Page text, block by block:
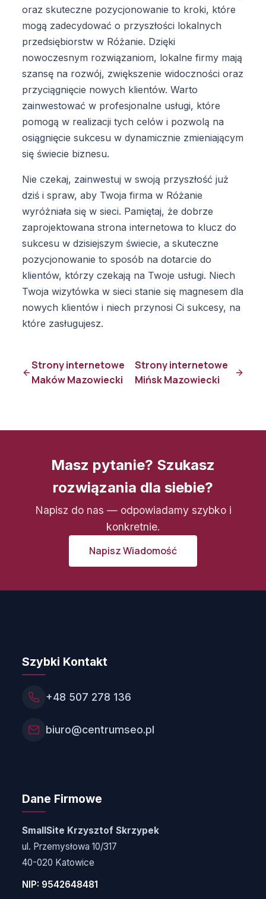
oraz skuteczne pozycjonowanie to kroki, które
mogą zadecydować o przyszłości lokalnych
przedsiębiorstw w Różanie. Dzięki
nowoczesnym rozwiązaniom, lokalne firmy mają
szansę na rozwój, zwiększenie widoczności oraz
przyciągnięcie nowych klientów. Warto
zainwestować w profesjonalne usługi, które
pomogą w realizacji tych celów i pozwolą na
osiągnięcie sukcesu w dynamicznie zmieniającym
się świecie biznesu.
Nie czekaj, zainwestuj w swoją przyszłość już
dziś i spraw, aby Twoja firma w Różanie
wyróżniała się w sieci. Pamiętaj, że dobrze
zaprojektowana strona internetowa to klucz do
sukcesu w dzisiejszym świecie, a skuteczne
pozycjonowanie to sposób na dotarcie do
klientów, którzy czekają na Twoje usługi. Niech
Twoja wizytówka w sieci stanie się magnesem dla
nowych klientów i niech przynosi Ci sukcesy, na
które zasługujesz.
Strony internetowe
Maków Mazowiecki
Strony internetowe
Mińsk Mazowiecki
Masz pytanie? Szukasz
rozwiązania dla siebie?
Napisz do nas — odpowiadamy szybko i
konkretnie.
Napisz Wiadomość
Szybki Kontakt
+48 507 278 136
biuro@centrumseo.pl
Dane Firmowe
SmallSite Krzysztof Skrzypek
ul. Przemysłowa 10/317
40-020 Katowice
NIP: 9542648481